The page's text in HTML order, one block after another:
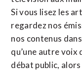
Si vous lisez les
regardez nos
nos contenus
qu’une autre voix
débat public,